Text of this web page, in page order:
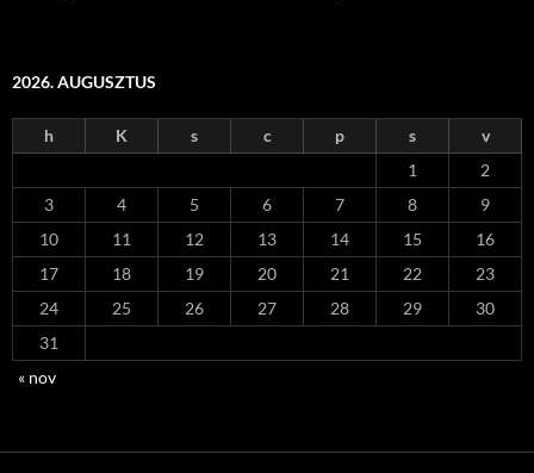
2026. AUGUSZTUS
h K s c p s
v
1
2
3
4 5 6 7 8
9
10
11 12 13 14 15
16
17
18 19 20 21 22
23
24
25 26 27 28 29
30
31
« nov